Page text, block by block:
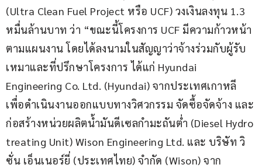
(Ultra Clean Fuel Project หรือ UCF) วงเงินลงทุน 1.3
หมื่นล้านบาท ว่า “ขณะนี้โครงการ UCF มีความก้าวหน้า
ตามแผนงาน โดยได้ลงนามในสัญญาว่าจ้างร่วมกับผู้รับ
เหมาและที่ปรึกษาโครงการ ได้แก่ Hyundai
Engineering Co. Ltd. (Hyundai) จากประเทศเกาหลี
เพื่อดำเนินงานออกแบบทางวิศวกรรม จัดซื้อจัดจ้าง และ
ก่อสร้างหน่วยผลิตน้ำมันดีเซลกำมะถันต่ำ (Diesel Hydro
treating Unit) Wison Engineering Ltd. และ บริษัท วิ
ซั่น เอ็นเนอร์ยี่ (ประเทศไทย) จำกัด (Wison) จาก